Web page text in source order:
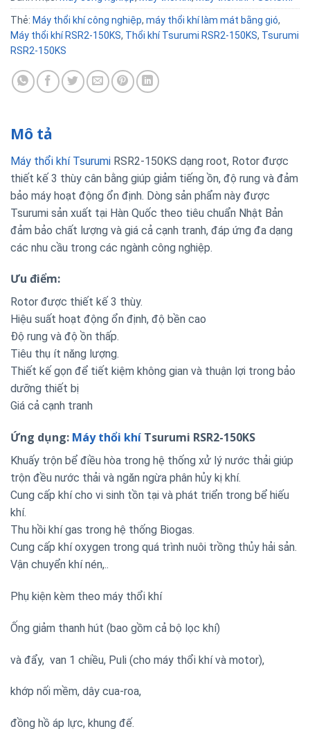
Thẻ: Máy thổi khí công nghiệp, máy thổi khí làm mát bằng gió,
Máy thổi khí RSR2-150KS, Thổi khí Tsurumi RSR2-150KS, Tsurumi
RSR2-150KS
Mô tả
Máy thổi khí Tsurumi RSR2-150KS dạng root, Rotor được
thiết kế 3 thùy cân bằng giúp giảm tiếng ồn, độ rung và đảm
bảo máy hoạt động ổn định. Dòng sản phẩm này được
Tsurumi sản xuất tại Hàn Quốc theo tiêu chuẩn Nhật Bản
đảm bảo chất lượng và giá cả cạnh tranh, đáp ứng đa dạng
các nhu cầu trong các ngành công nghiệp.
Ưu điểm:
Rotor được thiết kế 3 thùy.
Hiệu suất hoạt động ổn định, độ bền cao
Độ rung và độ ồn thấp.
Tiêu thụ ít năng lượng.
Thiết kế gọn để tiết kiệm không gian và thuận lợi trong bảo
dưỡng thiết bị
Giá cả cạnh tranh
Ứng dụng: Máy thổi khí Tsurumi RSR2-150KS
Khuấy trộn bể điều hòa trong hệ thống xử lý nước thải giúp
trộn đều nước thải và ngăn ngừa phân hủy kị khí.
Cung cấp khí cho vi sinh tồn tại và phát triển trong bể hiếu
khí.
Thu hồi khí gas trong hệ thống Biogas.
Cung cấp khí oxygen trong quá trình nuôi trồng thủy hải sản.
Vận chuyển khí nén,..
Phụ kiện kèm theo máy thổi khí
Ống giảm thanh hút (bao gồm cả bộ lọc khí)
và đẩy, van 1 chiều, Puli (cho máy thổi khí và motor),
khớp nối mềm, dây cua-roa,
đồng hồ áp lực, khung đế.